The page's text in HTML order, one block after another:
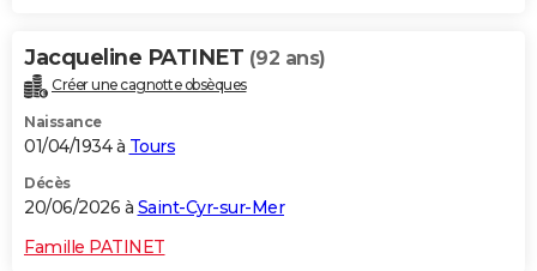
Jacqueline PATINET (92 ans)
Créer une cagnotte obsèques
Naissance
01/04/1934 à Tours
Décès
20/06/2026 à Saint-Cyr-sur-Mer
Famille PATINET